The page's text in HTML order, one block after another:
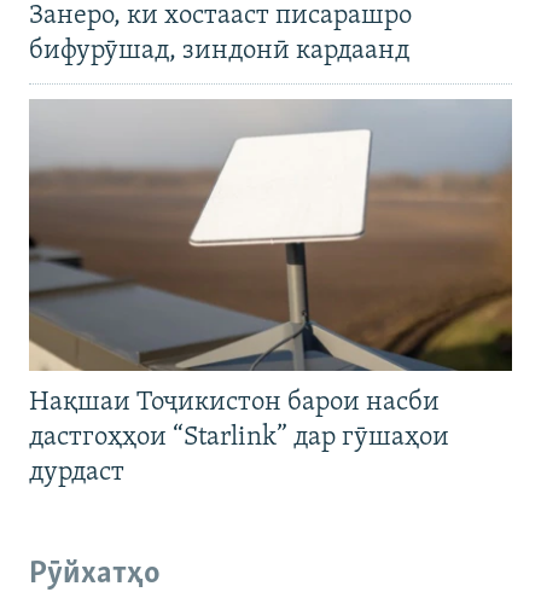
Занеро, ки хостааст писарашро
бифурӯшад, зиндонӣ кардаанд
Нақшаи Тоҷикистон барои насби
дастгоҳҳои “Starlink” дар гӯшаҳои
дурдаст
Рӯйхатҳо